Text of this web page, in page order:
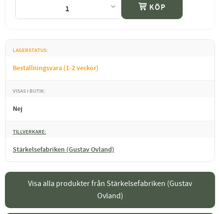
KÖP
LAGERSTATUS
Beställningsvara (1-2 veckor)
VISAS I BUTIK
Nej
TILLVERKARE
Stärkelsefabriken (Gustav Ovland)
Visa alla produkter från Stärkelsefabriken (Gustav
Ovland)